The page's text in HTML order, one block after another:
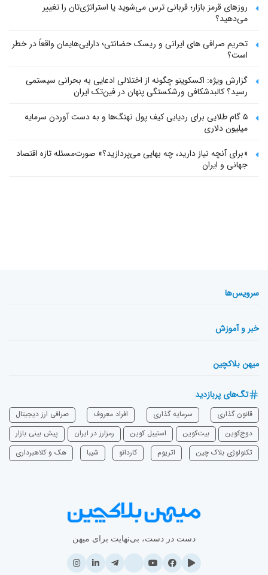
روزهای قرمز بازار؛ قربانی ترس می‌شوید یا استراتژی‌تان را تغییر
می‌دهید؟
تحریم صرافی های ایرانی و ریسک حضانتی؛ دارایی‌هایمان واقعاً در خطر
است؟
گزارش ویژه: اکسکوینو چگونه از اختلالی ادعایی به بحرانی سیستمی
رسید؟ کالبدشکافی ورشکستگی پنهان در فین‌تک ایران
۵ گام طلایی برای ردیابی کیف پول‌ نهنگ‌ها و به دست آوردن سرمایه
میلیون دلاری
«برای آنچه نیاز دارید، چه بهایی می‌پردازید؟» صورت‌مسئله تازه اقتصاد
جهانی و ایران
سرویس‌ها
خبر و آموزش
میهن بلاکچین
تگ‌های پربازدید
قانون گذاری سرمایه‌ گذاری افراد معروف
صرافی ارز دیجیتال
دوج‌کوین
بیت‌کوین استیبل کوین رمزارز در ایران
پیش بینی بازار
تکنولوژی بلاک چین
اتریوم ‌کاردانو شیبا هک و کلاهبرداری
دست در دست، بی‌نهایت برای میهن